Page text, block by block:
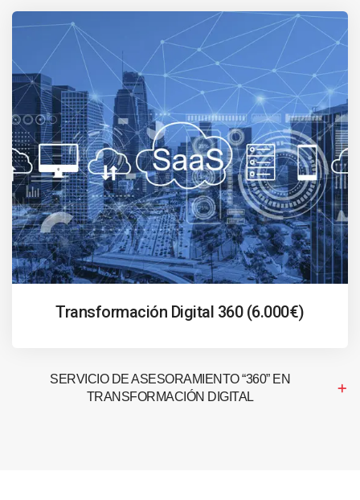
Transformación Digital 360 (6.000€)
SERVICIO DE ASESORAMIENTO “360” EN
TRANSFORMACIÓN DIGITAL